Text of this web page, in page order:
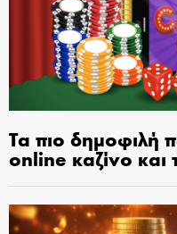
Τα πιο δημοφιλή
online καζίνο και